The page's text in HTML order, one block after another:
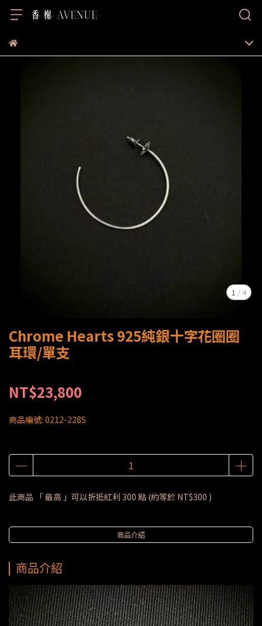
1 / 4
Chrome Hearts 925純銀十字花圈圈
耳環/單支
NT$23,800
商品編號: 0212-228S
此商品 「 最高 」可以折抵紅利 300 點 (約等於 NT$300 )
商品介紹
商品介紹